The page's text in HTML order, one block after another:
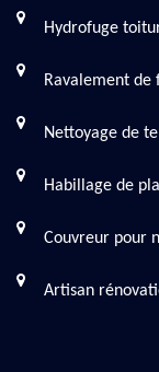
Hydrofuge
Ravalement de
Nettoyage de
Habillage de
Couvreur pour
Artisan